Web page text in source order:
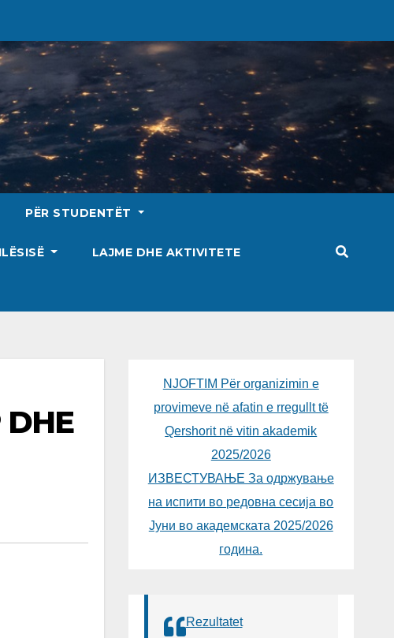
PËR STUDENTËT
LAJME DHE AKTIVITETE
DHE
NJOFTIM Për organizimin e
provimeve në afatin e rregullt të
Qershorit në vitin akademik
2025/2026
ИЗВЕСТУВАЊЕ За одржување
на испити во редовна сесија во
Јуни во академската 2025/2026
година.
Rezultatet